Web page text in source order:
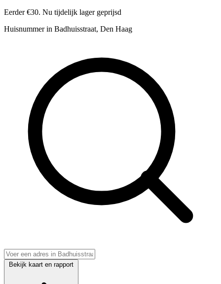
Eerder €30. Nu tijdelijk lager geprijsd
Huisnummer in Badhuisstraat, Den Haag
Bekijk kaart en rapport